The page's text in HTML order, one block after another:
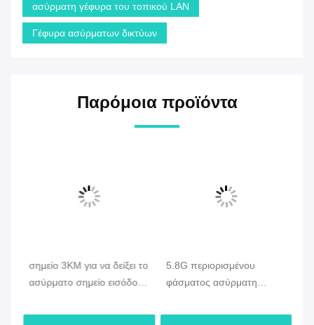
ασύρματη γέφυρα του τοπικού LAN
Γέφυρα ασύρματων δικτύων
Παρόμοια προϊόντα
σημείο 3KM για να δείξει το
ασύρματο σημείο εισόδου
δρομολογητών/Repater/
5.8G περιορισμένου
φάσματος ασύρματη
για τη διαβίβαση PTP